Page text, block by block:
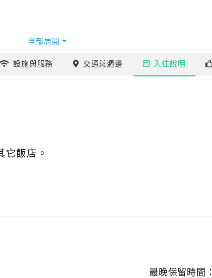
全部展開
設施與服務 交通與週邊 入住說明
它飯店。
最晚保留時間：